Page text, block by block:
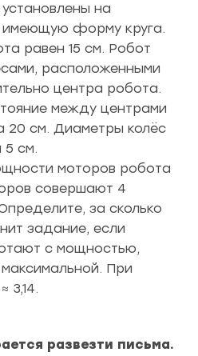
на
имеющую форму круга.
равен 15 см. Робот
расположенными
центра робота.
между центрами
20 см. Диаметры колёс
5 см.
моторов робота
совершают 4
за сколько
задание, если
с мощностью,
При
3,14.
развезти письма.